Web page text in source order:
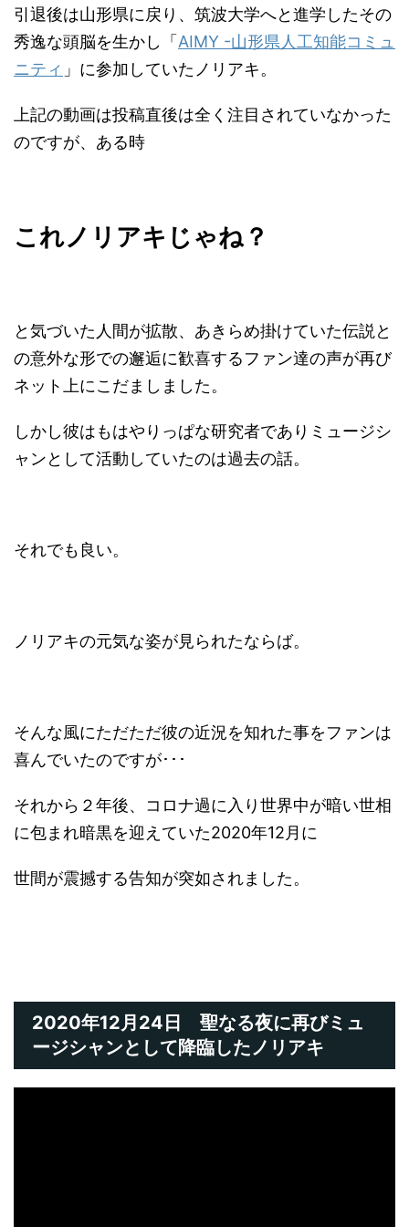
引退後は山形県に戻り、筑波大学へと進学したその
秀逸な頭脳を生かし「AIMY -山形県人工知能コミュ
ニティ 」に参加していたノリアキ。
上記の動画は投稿直後は全く注目されていなかった
のですが、ある時
これノリアキじゃね？
と気づいた人間が拡散、あきらめ掛けていた伝説と
の意外な形での邂逅に歓喜するファン達の声が再び
ネット上にこだましました。
しかし彼はもはやりっぱな研究者でありミュージシ
ャンとして活動していたのは過去の話。
それでも良い。
ノリアキの元気な姿が見られたならば。
そんな風にただただ彼の近況を知れた事をファンは
喜んでいたのですが･･･
それから２年後、コロナ過に入り世界中が暗い世相
に包まれ暗黒を迎えていた2020年12月に
世間が震撼する告知が突如されました。
2020年12月24日 聖なる夜に再びミュ
ージシャンとして降臨したノリアキ